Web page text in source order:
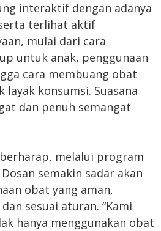
interaktif dengan adanya
terlihat aktif
mulai dari cara
untuk anak, penggunaan
cara membuang obat
layak konsumsi. Suasana
dan penuh semangat
berharap, melalui program
semakin sadar akan
obat yang aman,
sesuai aturan. “Kami
hanya menggunakan obat